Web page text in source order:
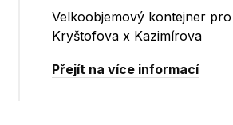
Velkoobjemový kontejner
Kryštofova x Kazimírova
Přejít na více informací